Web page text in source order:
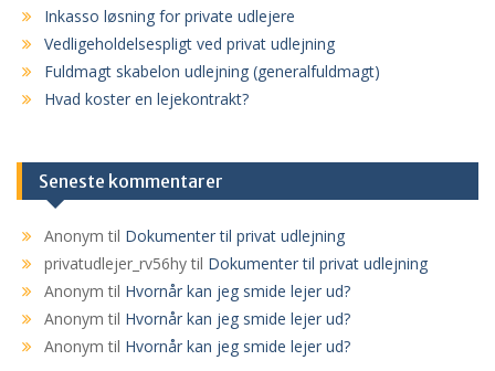
Inkasso løsning for private udlejere
Vedligeholdelsespligt ved privat udlejning
Fuldmagt skabelon udlejning (generalfuldmagt)
Hvad koster en lejekontrakt?
Seneste kommentarer
Anonym til Dokumenter til privat udlejning
privatudlejer_rv56hytil Dokumenter til privat udlejning
Anonym til Hvornår kan jeg smide lejer ud?
Anonym til Hvornår kan jeg smide lejer ud?
Anonym til Hvornår kan jeg smide lejer ud?